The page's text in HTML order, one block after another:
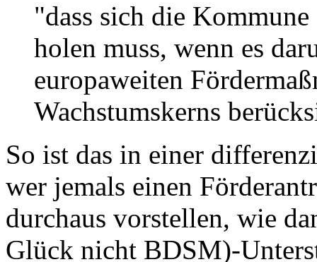
"dass sich die
holen muss, wenn es
europaweiten
Wachstumskerns
So ist das in einer
wer jemals einen
durchaus vorstellen, wie
Glück nicht BDSM)-